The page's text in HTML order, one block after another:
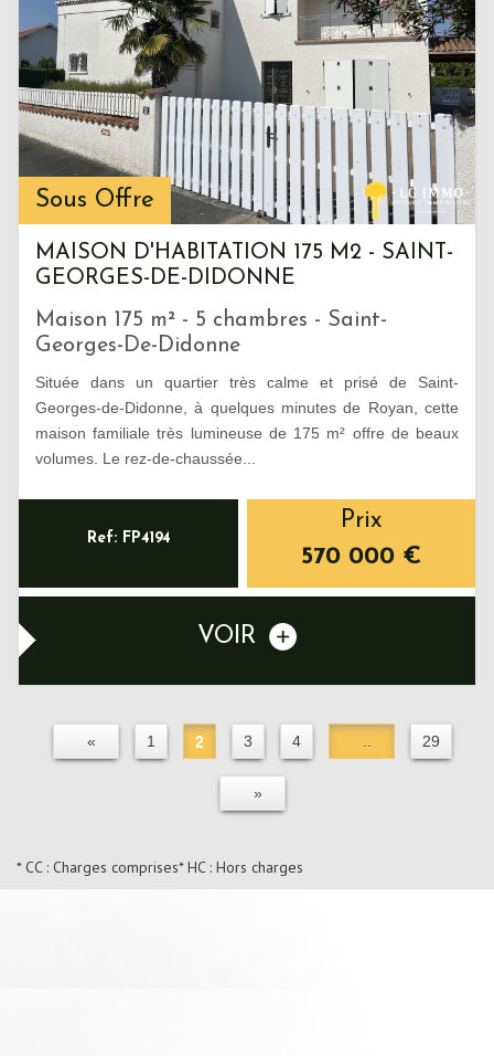
Sous Offre
MAISON D'HABITATION 175 M2 - SAINT-
GEORGES-DE-DIDONNE
Maison 175 m² - 5 chambres - Saint-
Georges-De-Didonne
Située dans un quartier très calme et prisé de Saint-
Georges-de-Didonne, à quelques minutes de Royan, cette
maison familiale très lumineuse de 175 m² offre de beaux
volumes. Le rez-de-chaussée...
Ref: FP4194
Prix
570 000 €
VOIR
« 1 2 3 4 29
»
* CC : Charges comprises* HC : Hors charges